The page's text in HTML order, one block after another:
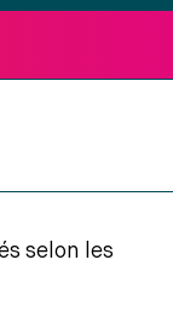
selon les